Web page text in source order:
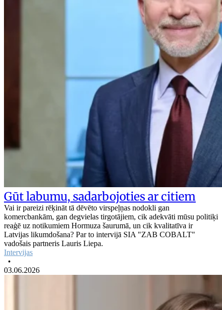
Gūt labumu, sadarbojoties ar citiem
Vai ir pareizi rēķināt tā dēvēto virspeļņas nodokli gan
komercbankām, gan degvielas tirgotājiem, cik adekvāti mūsu politiķi
reaģē uz notikumiem Hormuza šaurumā, un cik kvalitatīva ir
Latvijas likumdošana? Par to intervijā SIA "ZAB COBALT"
vadošais partneris Lauris Liepa.
Intervijas
•
03.06.2026